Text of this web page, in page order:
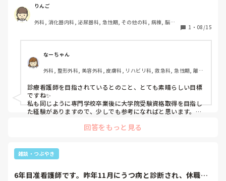
すが、受験資格試験合格に向けてどのような勉強をすれば良
いのかわかりません。
どなたかご助言いただきたいです。
りんご
外科, 消化器内科, 泌尿器科, 急性期, その他の科, 病棟, 脳神
1 ・ 08/15
なーちゃん
外科, 整形外科, 美容外科, 皮膚科, リハビリ科, 救急科, 急性期, 離職
診療看護師を目指されているとのこと、とても素晴らしい目標
ですね✨
私も同じように専門学校卒業後に大学院受験資格取得を目指し
た経験がありますので、少しでも参考になればと思います。
まず、大学院受験資格試験では臨床経験に加えて、幅広い医学
のか」「他の選択肢はなかったのか」を常に振り返り、
Evidence-Based Practice（EBP）の考え方に沿って整理して
大きな効果があります。
回答をもっと見る
雑談・つぶやき
6年目准看護師です。昨年11月にうつ病と診断され、休職を